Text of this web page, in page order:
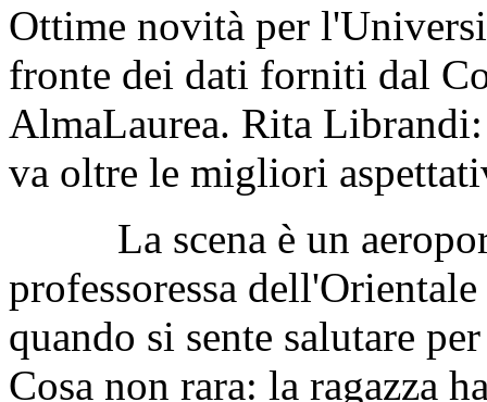
Ottime novità per
fronte dei dati forniti dal
AlmaLaurea. Rita
va oltre le migliori
La scena è un
professoressa
quando si sente salutare
Cosa non rara: la ragazza